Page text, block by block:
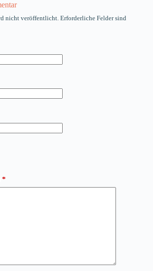
nicht veröffentlicht. Erforderliche Felder sind
*